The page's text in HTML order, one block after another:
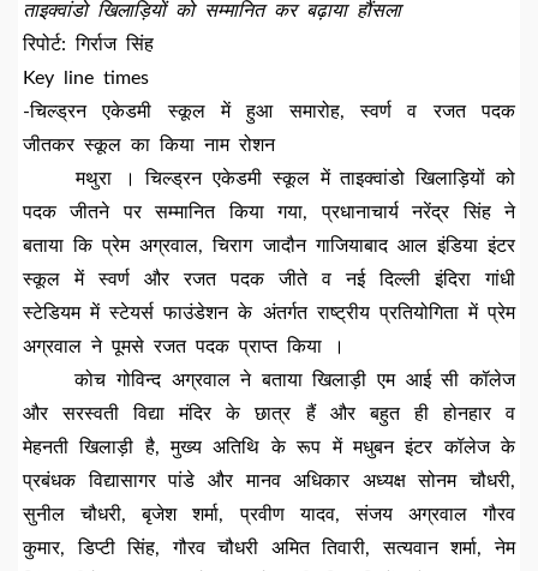
ताइक्वांडो खिलाड़ियों को सम्मानित कर बढ़ाया हौंसला
रिपोर्ट: गिर्राज सिंह
Key line times
-चिल्ड्रन एकेडमी स्कूल में हुआ समारोह, स्वर्ण व रजत पदक
जीतकर स्कूल का किया नाम रोशन
मथुरा । चिल्ड्रन एकेडमी स्कूल में ताइक्वांडो खिलाड़ियों को
पदक जीतने पर सम्मानित किया गया, प्रधानाचार्य नरेंद्र सिंह ने
बताया कि प्रेम अग्रवाल, चिराग जादौन गाजियाबाद आल इंडिया इंटर
स्कूल में स्वर्ण और रजत पदक जीते व नई दिल्ली इंदिरा गांधी
स्टेडियम में स्टेयर्स फाउंडेशन के अंतर्गत राष्ट्रीय प्रतियोगिता में प्रेम
अग्रवाल ने पूमसे रजत पदक प्राप्त किया ।
कोच गोविन्द अग्रवाल ने बताया खिलाड़ी एम आई सी कॉलेज
और सरस्वती विद्या मंदिर के छात्र हैं और बहुत ही होनहार व
मेहनती खिलाड़ी है, मुख्य अतिथि के रूप में मधुबन इंटर कॉलेज के
प्रबंधक विद्यासागर पांडे और मानव अधिकार अध्यक्ष सोनम चौधरी,
सुनील चौधरी, बृजेश शर्मा, प्रवीण यादव, संजय अग्रवाल गौरव
कुमार, डिप्टी सिंह, गौरव चौधरी अमित तिवारी, सत्यवान शर्मा, नेम